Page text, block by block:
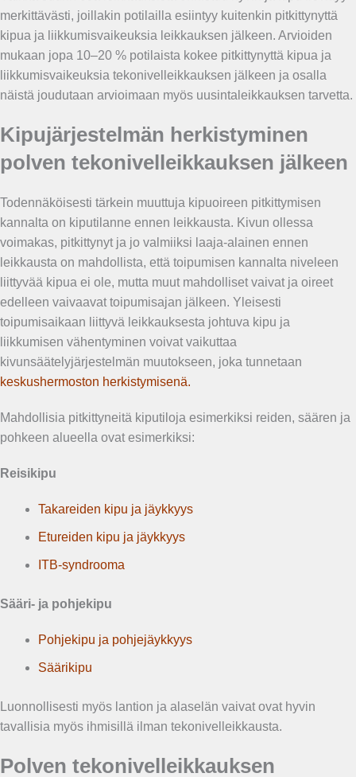
merkittävästi, joillakin potilailla esiintyy kuitenkin pitkittynyttä
kipua ja liikkumisvaikeuksia leikkauksen jälkeen. Arvioiden
mukaan jopa 10–20 % potilaista kokee pitkittynyttä kipua ja
liikkumisvaikeuksia tekonivelleikkauksen jälkeen ja osalla
näistä joudutaan arvioimaan myös uusintaleikkauksen tarvetta.
Kipujärjestelmän herkistyminen
polven tekonivelleikkauksen jälkeen
Todennäköisesti tärkein muuttuja kipuoireen pitkittymisen
kannalta on kiputilanne ennen leikkausta. Kivun ollessa
voimakas, pitkittynyt ja jo valmiiksi laaja-alainen ennen
leikkausta on mahdollista, että toipumisen kannalta niveleen
liittyvää kipua ei ole, mutta muut mahdolliset vaivat ja oireet
edelleen vaivaavat toipumisajan jälkeen. Yleisesti
toipumisaikaan liittyvä leikkauksesta johtuva kipu ja
liikkumisen vähentyminen voivat vaikuttaa
kivunsäätelyjärjestelmän muutokseen, joka tunnetaan
keskushermoston herkistymisenä.
Mahdollisia pitkittyneitä kiputiloja esimerkiksi reiden, säären ja
pohkeen alueella ovat esimerkiksi:
Reisikipu
Takareiden kipu ja jäykkyys
Etureiden kipu ja jäykkyys
ITB-syndrooma
Sääri- ja pohjekipu
Pohjekipu ja pohjejäykkyys
Säärikipu
Luonnollisesti myös lantion ja alaselän vaivat ovat hyvin
tavallisia myös ihmisillä ilman tekonivelleikkausta.
Polven tekonivelleikkauksen